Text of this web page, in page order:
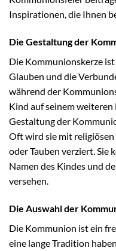
Inspirationen, die Ihnen
Die Gestaltung der
Die Kommunionskerze
Glauben und die
während der
Kind auf seinem weiteren
Gestaltung der
Oft wird sie mit religiösen
oder Tauben verziert. Sie
Namen des Kindes und
versehen.
Die Auswahl der
Die Kommunion ist ein
eine lange Tradition